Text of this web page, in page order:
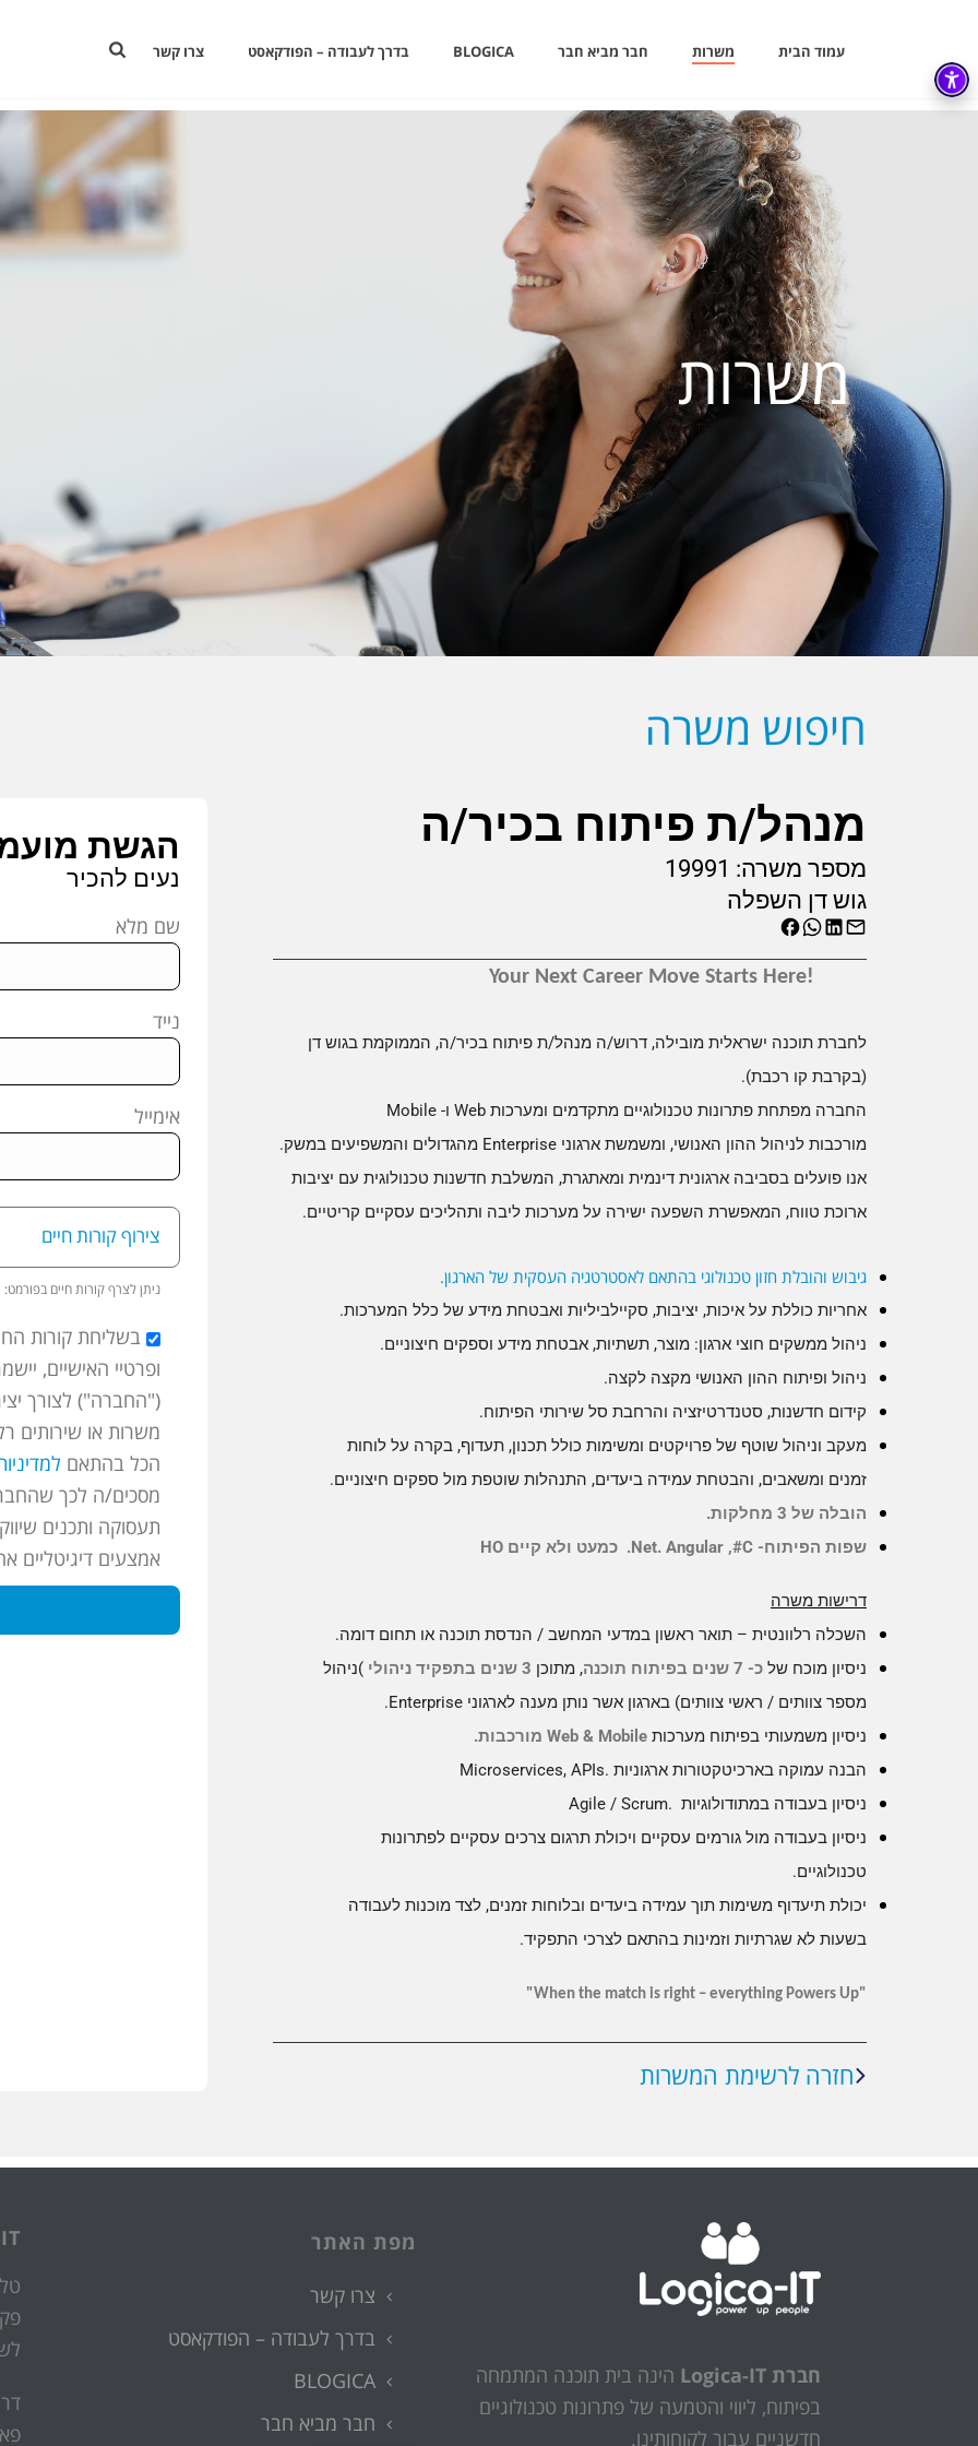
צרו קשר בדרך לעבודה – הפודקאסט BLOGICA חבר מביא חבר משרות עמוד הבית
משרות
חיפוש משרה
מנהל/ת פיתוח בכיר/ה
מספר משרה: 19991
גוש דן השפלה
!Your Next Career Move Starts Here
לחברת תוכנה ישראלית מובילה, דרוש/ה מנהל/ת פיתוח בכיר/ה, הממוקמת בגוש דן
(בקרבת קו רכבת).
החברה מפתחת פתרונות טכנולוגיים מתקדמים ומערכות Web ו- Mobile
מורכבות לניהול ההון האנושי, ומשמשת ארגוני Enterprise מהגדולים והמשפיעים במשק.
אנו פועלים בסביבה ארגונית דינמית ומאתגרת, המשלבת חדשנות טכנולוגית עם יציבות
ארוכת טווח, המאפשרת השפעה ישירה על מערכות ליבה ותהליכים עסקיים קריטיים.
גיבוש והובלת חזון טכנולוגי בהתאם לאסטרטגיה העסקית של הארגון.
אחריות כוללת על איכות, יציבות, סקיילביליות ואבטחת מידע של כלל המערכות.
ניהול ממשקים חוצי ארגון: מוצר, תשתיות, אבטחת מידע וספקים חיצוניים.
ניהול ופיתוח ההון האנושי מקצה לקצה.
קידום חדשנות, סטנדרטיזציה והרחבת סל שירותי הפיתוח.
מעקב וניהול שוטף של פרויקטים ומשימות כולל תכנון, תעדוף, בקרה על לוחות
זמנים ומשאבים, והבטחת עמידה ביעדים, התנהלות שוטפת מול ספקים חיצוניים.
הובלה של 3 מחלקות.
שפות הפיתוח- C
#,
Angular
.
Net. כמעט ולא קיים HO
דרישות משרה
השכלה רלוונטית – תואר ראשון במדעי המחשב / הנדסת תוכנה או תחום דומה.
ניסיון מוכח של כ- 7 שנים בפיתוח תוכנה, מתוכן 3 שנים בתפקיד ניהולי )ניהול
מספר צוותים / ראשי צוותים) בארגון אשר נותן מענה לארגוני Enterprise
.
ניסיון משמעותי בפיתוח מערכות Mobile
&
Web מורכבות.
הבנה עמוקה בארכיטקטורות ארגוניות .
Microservices, APIs
ניסיון בעבודה במתודולוגיות .
Agile / Scrum
ניסיון בעבודה מול גורמים עסקיים ויכולת תרגום צרכים עסקיים לפתרונות
טכנולוגיים.
יכולת תיעדוף משימות תוך עמידה ביעדים ובלוחות זמנים, לצד מוכנות לעבודה
בשעות לא שגרתיות וזמינות בהתאם לצרכי התפקיד.
"When the match is right – everything Powers Up"
חזרה לרשימת המשרות
הגשת
נעים להכיר
שם מלא
נייד
אימייל
צירוף קורות חיים
ניתן לצרף קורות חיים בפורמט:
בשליחת קורות
("החברה") לצורך
משרות או שירותים
הכל בהתאם
מסכים/ה לכך
תעסוקה ותכנים
אמצעים דיגיטליים
חברת Logica-IT
הינה בית תוכנה המתמחה
בפיתוח, ליווי והטמעה של פתרונות טכנולוגיים
חדשניים עבור לקוחותינו.
מפת האתר
צרו קשר
בדרך לעבודה – הפודקאסט
BLOGICA
חבר מביא חבר